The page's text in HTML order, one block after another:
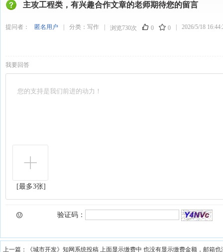
主攻工程类，有兴趣合作文章的老师期待您的留言
提问者： 匿名用户 分类： 写作 浏览730次 0 0 2026/5/18
我要回答
[最多3张]
验证码：
上一篇：
《城市开发》知网系统投稿 上面显示缴费中 也没有显示缴费金额，邮箱